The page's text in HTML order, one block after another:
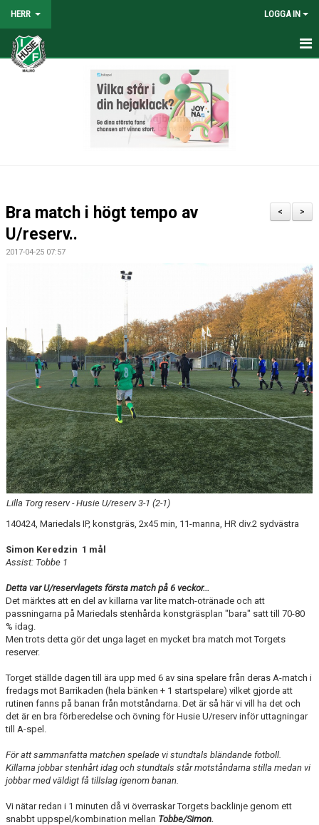
HERR LOGGA IN
HEM
MATCHER
BILDGALLERI
>
<
Bra match i högt tempo av
U/reserv..
2017-04-25 07:57
Lilla Torg reserv - Husie U/reserv 3-1 (2-1)
140424, Mariedals IP, konstgräs, 2x45 min, 11-manna, HR div.2 sydvästra
Simon Keredzin 1 mål
Assist: Tobbe 1
Detta var U/reservlagets första match på 6 veckor...
Det märktes att en del av killarna var lite match-otränade och att
passningarna på Mariedals stenhårda konstgräsplan "bara" satt till 70-80
% idag.
Men trots detta gör det unga laget en mycket bra match mot Torgets
reserver.
Torget ställde dagen till ära upp med 6 av sina spelare från deras A-match i
fredags mot Barrikaden (hela bänken + 1 startspelare) vilket gjorde att
rutinen fanns på banan från motståndarna. Det är så här vi vill ha det och
det är en bra förberedelse och övning för Husie U/reserv inför uttagningar
till A-spel.
För att sammanfatta matchen spelade vi stundtals bländande fotboll.
Killarna jobbar stenhårt idag och stundtals står motståndarna stilla medan vi
jobbar med väldigt få tillslag igenom banan.
Vi nätar redan i 1 minuten då vi överraskar Torgets backlinje genom ett
snabbt uppspel/kombination mellan Tobbe/Simon.